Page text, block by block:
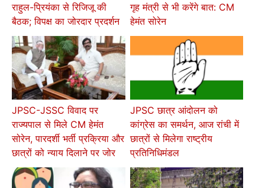
राहुल-प्रियंका से रिजिजू की
बैठक; विपक्ष का जोरदार प्रदर्शन
गृह मंत्री से भी करेंगे बात: CM
हेमंत सोरेन
JPSC-JSSC विवाद पर
राज्यपाल से मिले CM हेमंत
सोरेन, पारदर्शी भर्ती प्रक्रिया और
छात्रों को न्याय दिलाने पर जोर
JPSC छात्र आंदोलन को
कांग्रेस का समर्थन, आज रांची में
छात्रों से मिलेगा राष्ट्रीय
प्रतिनिधिमंडल